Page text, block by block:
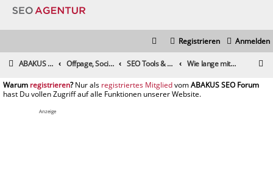
Anmelden
Registrieren
ABAKUS Foren-Übersicht Offpage, Social Media, Tools und andere Maßnahmen SEO Tools & Suchmaschinenmarketing-Tools Wie lange mit dem SEO-Check warten nach Website Relaunch?
registrieren registriertes Mitglied
Anzeige